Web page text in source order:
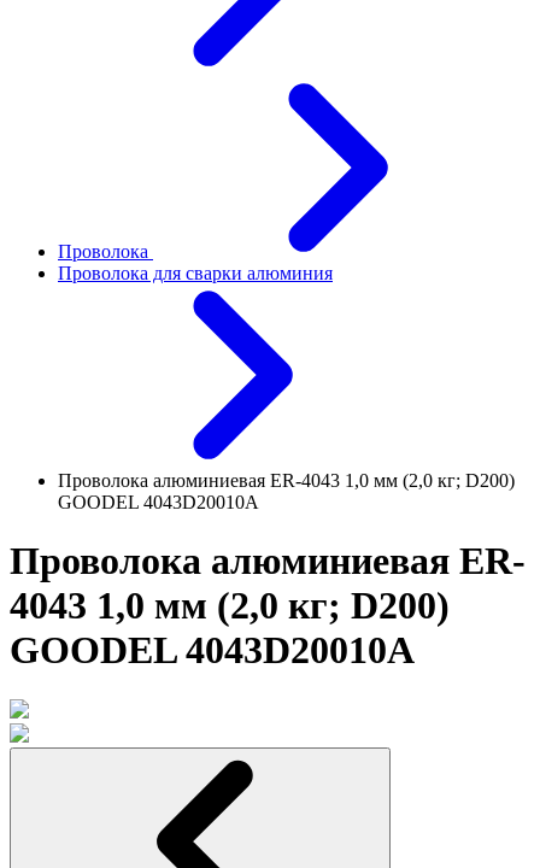
Проволока
Проволока для сварки алюминия
Проволока алюминиевая ER-4043 1,0 мм (2,0 кг; D200)
GOODEL 4043D20010A
Проволока алюминиевая ER-
4043 1,0 мм (2,0 кг; D200)
GOODEL 4043D20010A